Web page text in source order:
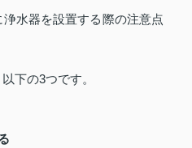
水器を設置する際の注意点
下の3つです。